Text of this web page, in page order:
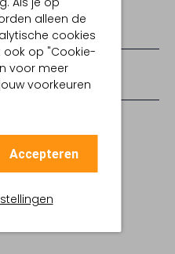
alleen de
cookies
ook op "Cookie-
voor meer
voorkeuren
Accepteren